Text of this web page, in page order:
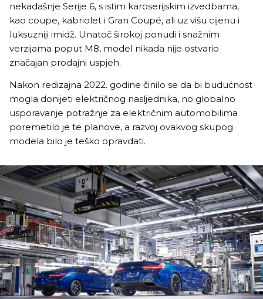
nekadašnje Serije 6, s istim karoserijskim izvedbama,
kao coupe, kabriolet i Gran Coupé, ali uz višu cijenu i
luksuzniji imidž. Unatoč širokoj ponudi i snažnim
verzijama poput M8, model nikada nije ostvario
značajan prodajni uspjeh.
Nakon redizajna 2022. godine činilo se da bi budućnost
mogla donijeti električnog nasljednika, no globalno
usporavanje potražnje za električnim automobilima
poremetilo je te planove, a razvoj ovakvog skupog
modela bilo je teško opravdati.